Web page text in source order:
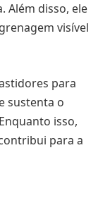
Além disso, ele
visível
para
sustenta o
isso,
para a